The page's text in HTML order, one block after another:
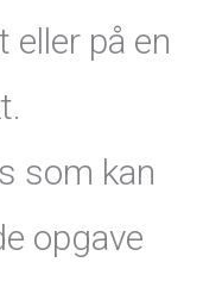
på en
som kan
opgave